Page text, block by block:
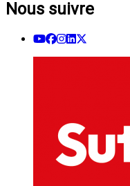
Nous suivre